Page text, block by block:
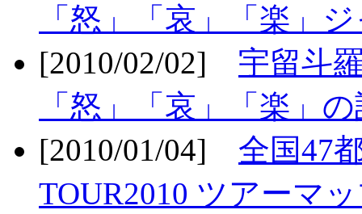
「怒」「哀」「楽」
[2010/02/02] 宇留斗
「怒」「哀」「楽」
[2010/01/04] 全国47
TOUR2010 ツアーマ